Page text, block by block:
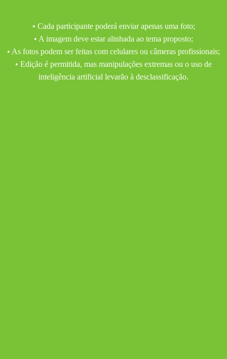
• Cada participante poderá enviar apenas uma foto;
• A imagem deve estar alinhada ao tema proposto;
• As fotos podem ser feitas com celulares ou câmeras profissionais;
• Edição é permitida, mas manipulações extremas ou o uso de
inteligência artificial levarão à desclassificação.